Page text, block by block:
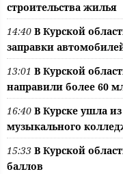
строительства жилья
14:40 В Курской
заправки
13:01 В Курской
направили более 60
16:40 В Курске ушла
музыкального
15:33 В Курской
баллов